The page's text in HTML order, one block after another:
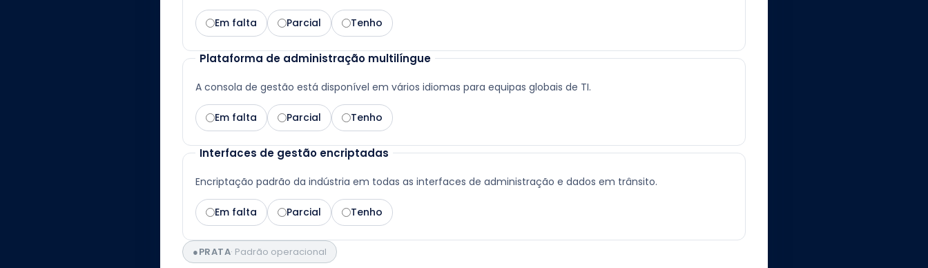
Em falta Parcial Tenho
Plataforma de administração multilíngue
A consola de gestão está disponível em vários idiomas para equipas globais de TI.
Em falta Parcial Tenho
Interfaces de gestão encriptadas
Encriptação padrão da indústria em todas as interfaces de administração e dados em trânsito.
Em falta Parcial Tenho
●PRATA· Padrão operacional